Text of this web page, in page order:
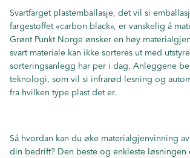
Svartfarget plastemballasje, det vil si
fargestoffet «carbon black», er vanskelig å
Grønt Punkt Norge ønsker en høy
svart materiale kan ikke sorteres ut med
sorteringsanlegg har per i dag. Anleggene
teknologi, som vil si infrarød lesning og
fra hvilken type plast det er.
Så hvordan kan du øke materialgjenvinning
din bedrift? Den beste og enkleste løsningen